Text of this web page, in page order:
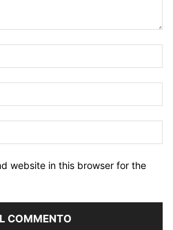
website in this browser for the